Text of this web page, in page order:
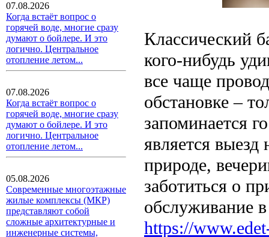
07.08.2026
Когда встаёт вопрос о
горячей воде, многие сразу
думают о бойлере. И это
логично. Центральное
отопление летом...
07.08.2026
Когда встаёт вопрос о
горячей воде, многие сразу
думают о бойлере. И это
логично. Центральное
отопление летом...
05.08.2026
Современные многоэтажные
жилые комплексы (МКР)
представляют собой
сложные архитектурные и
инженерные системы,
Классический
кого-нибудь
все чаще
обстановке –
запоминается
является
природе,
заботиться о
обслуживание
https://